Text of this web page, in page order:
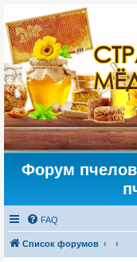
Форум
FAQ
Список форумов